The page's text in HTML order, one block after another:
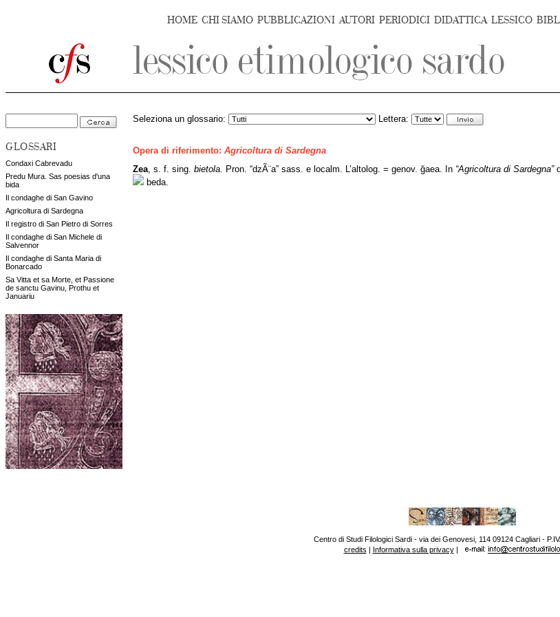
HOME CHI SIAMO PUBBLICAZIONI AUTORI PERIODICI DIDATTICA LESSICO
GLOSSARI
Condaxi Cabrevadu
Predu Mura. Sas poesias d'una
bida
Il condaghe di San Gavino
Agricoltura di Sardegna
Il registro di San Pietro di Sorres
Il condaghe di San Michele di
Salvennor
Il condaghe di Santa Maria di
Bonarcado
Sa Vitta et sa Morte, et Passione
de sanctu Gavinu, Prothu et
Januariu
Seleziona un glossario: Lettera:
Opera di riferimento: Agricoltura di Sardegna
Zea , s. f. sing. bietola. Pron. “dzÃ¨a” sass. e localm. L’altolog. = genov. ğaea. In “Agricoltura di Sardegna”
beda.
Centro di Studi Filologici Sardi - via dei Genovesi, 114 09124 Cagliari -
credits | Informativa sulla privacy|